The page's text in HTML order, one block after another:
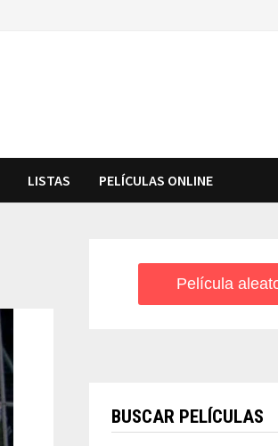
LISTAS PELÍCULAS ONLINE
Película
BUSCAR PELÍCULAS